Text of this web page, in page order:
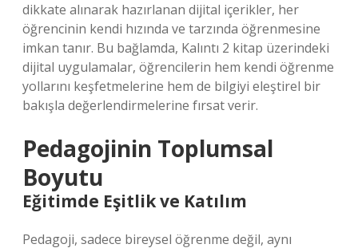
dikkate alınarak hazırlanan dijital içerikler, her
öğrencinin kendi hızında ve tarzında öğrenmesine
imkan tanır. Bu bağlamda, Kalıntı 2 kitap üzerindeki
dijital uygulamalar, öğrencilerin hem kendi öğrenme
yollarını keşfetmelerine hem de bilgiyi eleştirel bir
bakışla değerlendirmelerine fırsat verir.
Pedagojinin Toplumsal
Boyutu
Eğitimde Eşitlik ve Katılım
Pedagoji, sadece bireysel öğrenme değil, aynı